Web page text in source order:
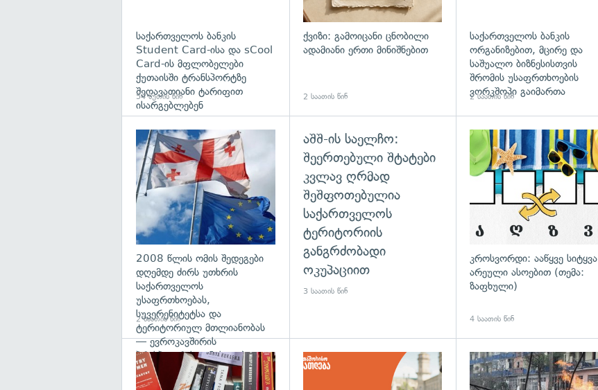
საქართველოს ბანკის
Student Card-ისა და sCool
Card-ის მფლობელები
ქუთაისში ტრანსპორტზე
შეღავათიანი ტარიფით
ისარგებლებენ
54 წუთის წინ
ქვიზი: გამოიცანი ცნობილი
ადამიანი ერთი მინიშნებით
2 საათის წინ
საქართველოს ბანკის
ორგანიზებით, მცირე და
საშუალო ბიზნესისთვის
შრომის უსაფრთხოების
ვორკშოპი გაიმართა
2 საათის წინ
გადახედვა
2008 წლის ომის შედეგები
დღემდე ძირს უთხრის
საქართველოს
უსაფრთხოებას,
სუვერენიტეტსა და
ტერიტორიულ მთლიანობას
— ევროკავშირის
პრესპიკერის განცხადება
2 საათის წინ
აშშ-ის საელჩო:
შეერთებული შტატები
კვლავ ღრმად
შეშფოთებულია
საქართველოს
ტერიტორიის
განგრძობადი
ოკუპაციით
3 საათის წინ
კროსვორდი: ააწყვე სიტყვა
არეული ასოებით (თემა:
ზაფხული)
4 საათის წინ
გადახედვა